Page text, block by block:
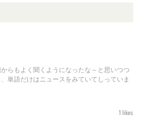
らもよく聞くようになったな～と思いつつ
単語だけはニュースをみていてしっていま
1 likes